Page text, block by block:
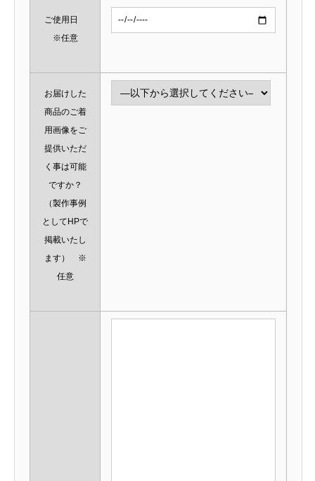
ご使用日
※任意
お届けした
商品のご着
用画像をご
提供いただ
く事は可能
ですか？
（製作事例
としてHPで
掲載いたし
ます） ※
任意